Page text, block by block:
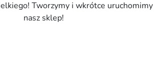
Tworzymy i wkrótce uruchomimy
nasz sklep!